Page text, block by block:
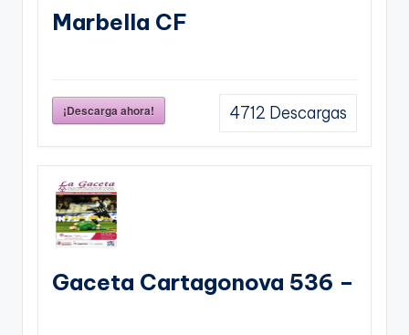
Marbella CF
¡Descarga ahora! 4712 Descargas
Gaceta Cartagonova 536 –